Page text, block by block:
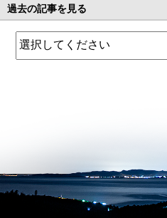
過去の記事を見る